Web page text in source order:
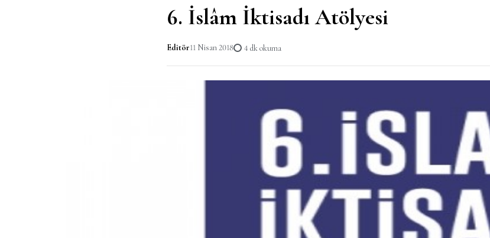
6. İslâm İktisadı Atölyesi
Editör11 Nisan 2018 4 dk okuma